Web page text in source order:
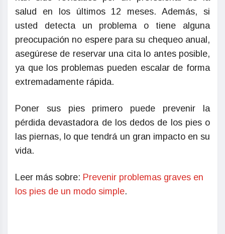
salud en los últimos 12 meses. Además, si
usted detecta un problema o tiene alguna
preocupación no espere para su chequeo anual,
asegúrese de reservar una cita lo antes posible,
ya que los problemas pueden escalar de forma
extremadamente rápida.
Poner sus pies primero puede prevenir la
pérdida devastadora de los dedos de los pies o
las piernas, lo que tendrá un gran impacto en su
vida.
Leer más sobre: Prevenir problemas graves en
los pies de un modo simple.